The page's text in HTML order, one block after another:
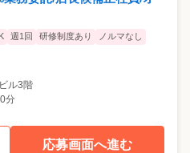
週1回 研修制度あり ノルマなし
ル3階
分
応募画面へ進む